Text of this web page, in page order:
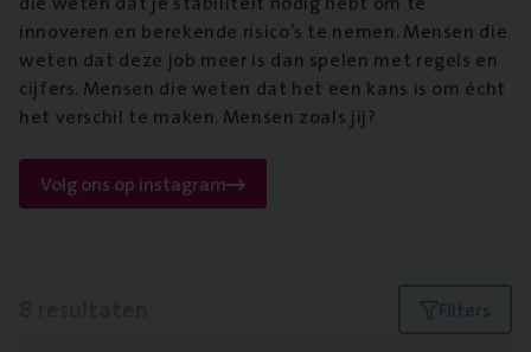
innoveren en berekende risico’s te nemen. Mensen die
weten dat deze job meer is dan spelen met regels en
cijfers. Mensen die weten dat het een kans is om écht
het verschil te maken. Mensen zoals jij?
Volg ons op instagram
Filters